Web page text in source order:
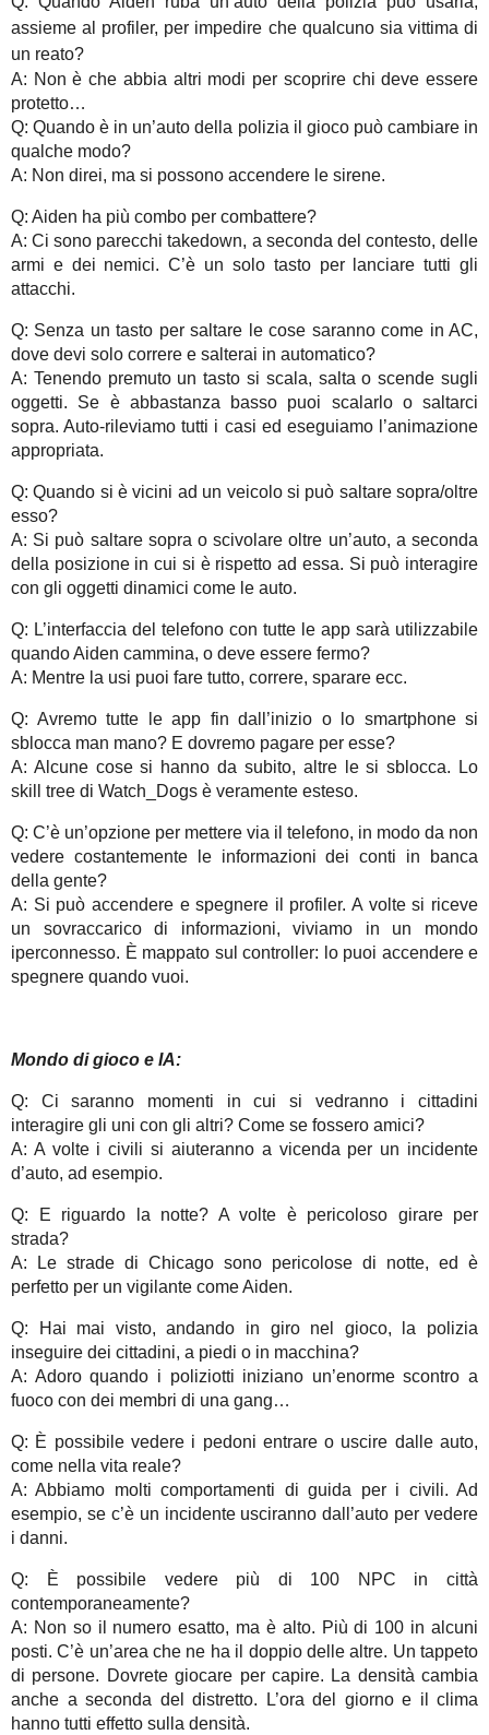
assieme al profiler, per impedire che qualcuno sia vittima di
un reato?
A: Non è che abbia altri modi per scoprire chi deve essere
protetto…
Q: Quando è in un’auto della polizia il gioco può cambiare in
qualche modo?
A: Non direi, ma si possono accendere le sirene.
Q: Aiden ha più combo per combattere?
A: Ci sono parecchi takedown, a seconda del contesto, delle
armi e dei nemici. C’è un solo tasto per lanciare tutti gli
attacchi.
Q: Senza un tasto per saltare le cose saranno come in AC,
dove devi solo correre e salterai in automatico?
A: Tenendo premuto un tasto si scala, salta o scende sugli
oggetti. Se è abbastanza basso puoi scalarlo o saltarci
sopra. Auto-rileviamo tutti i casi ed eseguiamo l’animazione
appropriata.
Q: Quando si è vicini ad un veicolo si può saltare sopra/oltre
esso?
A: Si può saltare sopra o scivolare oltre un’auto, a seconda
della posizione in cui si è rispetto ad essa. Si può interagire
con gli oggetti dinamici come le auto.
Q: L’interfaccia del telefono con tutte le app sarà utilizzabile
quando Aiden cammina, o deve essere fermo?
A: Mentre la usi puoi fare tutto, correre, sparare ecc.
Q: Avremo tutte le app fin dall’inizio o lo smartphone si
sblocca man mano? E dovremo pagare per esse?
A: Alcune cose si hanno da subito, altre le si sblocca. Lo
skill tree di Watch_Dogs è veramente esteso.
Q: C’è un’opzione per mettere via il telefono, in modo da non
vedere costantemente le informazioni dei conti in banca
della gente?
A: Si può accendere e spegnere il profiler. A volte si riceve
un sovraccarico di informazioni, viviamo in un mondo
iperconnesso. È mappato sul controller: lo puoi accendere e
spegnere quando vuoi.
Mondo di gioco e IA:
Q: Ci saranno momenti in cui si vedranno i cittadini
interagire gli uni con gli altri? Come se fossero amici?
A: A volte i civili si aiuteranno a vicenda per un incidente
d’auto, ad esempio.
Q: E riguardo la notte? A volte è pericoloso girare per
strada?
A: Le strade di Chicago sono pericolose di notte, ed è
perfetto per un vigilante come Aiden.
Q: Hai mai visto, andando in giro nel gioco, la polizia
inseguire dei cittadini, a piedi o in macchina?
A: Adoro quando i poliziotti iniziano un’enorme scontro a
fuoco con dei membri di una gang…
Q: È possibile vedere i pedoni entrare o uscire dalle auto,
come nella vita reale?
A: Abbiamo molti comportamenti di guida per i civili. Ad
esempio, se c’è un incidente usciranno dall’auto per vedere
i danni.
Q: È possibile vedere più di 100 NPC in città
contemporaneamente?
A: Non so il numero esatto, ma è alto. Più di 100 in alcuni
posti. C’è un’area che ne ha il doppio delle altre. Un tappeto
di persone. Dovrete giocare per capire. La densità cambia
anche a seconda del distretto. L’ora del giorno e il clima
hanno tutti effetto sulla densità.